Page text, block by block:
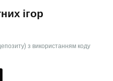
ігор
з використанням коду